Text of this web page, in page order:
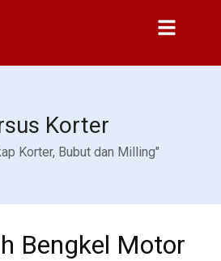
Korter
Korter, Bubut dan Milling"
Bengkel Motor